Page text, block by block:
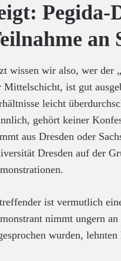
Pegida-
an
wissen wir also, wer der
Mittelschicht, ist gut
leicht
gehört keiner
aus Dresden oder
Dresden auf der
ist vermutlich
nimmt ungern
wurden, lehnten